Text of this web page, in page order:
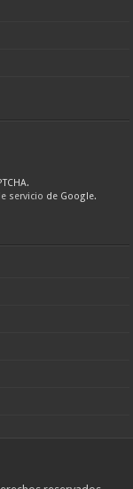
servicio de Google.